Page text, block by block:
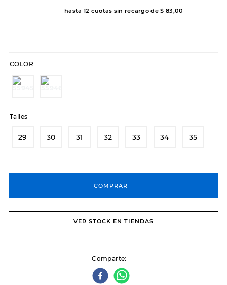
hasta 12 cuotas sin recargo de$ 83,00
COLOR
Talles
29 30 31 32 33 34 35
COMPRAR
VER STOCK EN TIENDAS
Comparte